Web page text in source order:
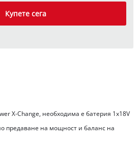
Купете сега
X-Change, необходима е батерия 1x18V
предаване на мощност и баланс на